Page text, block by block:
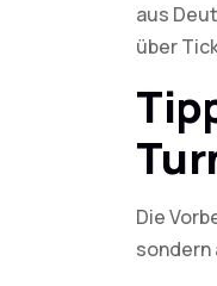
aus
über
Die
sondern